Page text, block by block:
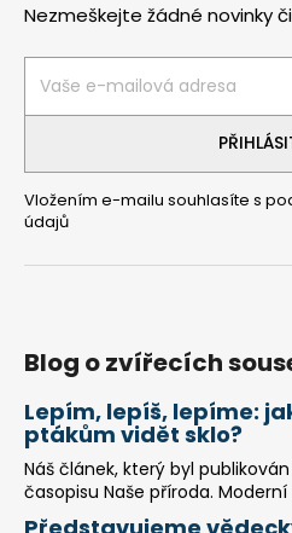
Nezmeškejte žádné novinky
Vložením e-mailu souhlasíte s
údajů
Blog o zvířecích
Lepím, lepíš, lepíme:
ptákům vidět sklo?
Náš článek, který byl
časopisu Naše příroda.